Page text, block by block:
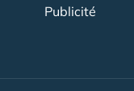
Publicité